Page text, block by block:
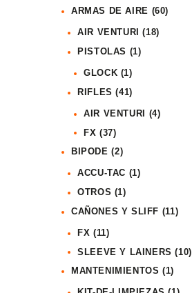
ARMAS DE AIRE (60)
AIR VENTURI
(18)
PISTOLAS (1)
GLOCK (1)
RIFLES (41)
AIR VENTURI
(4)
FX (37)
BIPODE (2)
ACCU-TAC (1)
OTROS (1)
CAÑONES Y SLIFF (11)
FX (11)
SLEEVE Y LAINERS (10)
MANTENIMIENTOS (1)